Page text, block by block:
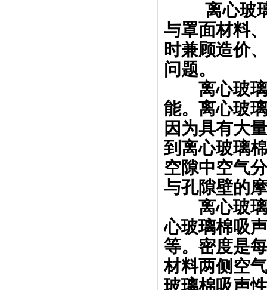
离心玻
与罩面材料
时兼顾造价
问题。
离心玻璃
能。离心玻
因为具有大
到离心玻璃
空隙中空气
与孔隙壁的
离心玻璃
心玻璃棉吸
等。密度是
材料两侧空
玻璃棉吸声